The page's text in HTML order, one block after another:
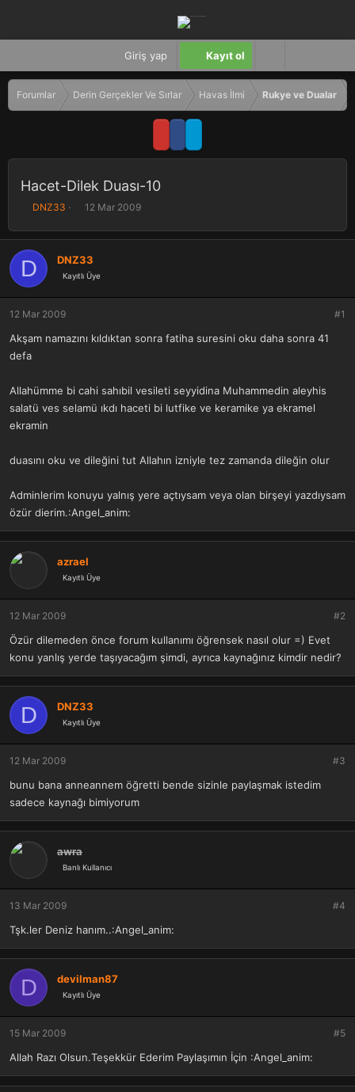
Giriş yap Kayıt ol
Forumlar Derin Gerçekler Ve Sırlar Havas İlmi Rukye ve Dualar
Hacet-Dilek Duası-10
K
n
b
u
y
a
ş
a
n
DNZ33
B
ş
a
n
t
h
i
12 Mar 2009
D DNZ33
Kayıtlı Üye
12 Mar 2009 #1
Akşam namazını kıldıktan sonra fatiha suresini oku daha sonra 41
defa
Allahümme bi cahi sahıbil vesileti seyyidina Muhammedin aleyhis
salatü ves selamü ıkdı haceti bi lutfike ve keramike ya ekramel
ekramin
duasını oku ve dileğini tut Allahın izniyle tez zamanda dileğin olur
Adminlerim konuyu yalnış yere açtıysam veya olan birşeyi yazdıysam
özür dierim.:Angel_anim:
azrael
Kayıtlı Üye
12 Mar 2009 #2
Özür dilemeden önce forum kullanımı öğrensek nasıl olur =) Evet
konu yanlış yerde taşıyacağım şimdi, ayrıca kaynağınız kimdir nedir?
D DNZ33
Kayıtlı Üye
12 Mar 2009 #3
bunu bana anneannem öğretti bende sizinle paylaşmak istedim
sadece kaynağı bimiyorum
awra
Banlı Kullanıcı
13 Mar 2009 #4
Tşk.ler Deniz hanım..:Angel_anim:
D devilman87
Kayıtlı Üye
15 Mar 2009 #5
Allah Razı Olsun.Teşekkür Ederim Paylaşımın İçin :Angel_anim: